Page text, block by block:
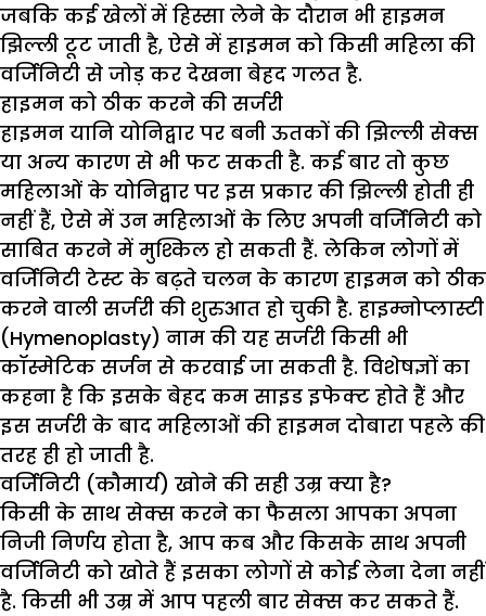
जबकि कई खेलों में हिस्सा लेने के दौरान भी हाइमन
झिल्ली टूट जाती है, ऐसे में हाइमन को किसी महिला की
वर्जिनिटी से जोड़ कर देखना बेहद गलत है.
हाइमन को ठीक करने की सर्जरी
हाइमन यानि योनिद्वार पर बनी ऊतकों की झिल्ली सेक्स
या अन्य कारण से भी फट सकती है. कई बार तो कुछ
महिलाओं के योनिद्वार पर इस प्रकार की झिल्ली होती ही
नहीं हैं, ऐसे में उन महिलाओं के लिए अपनी वर्जिनिटी को
साबित करने में मुश्किल हो सकती हैं. लेकिन लोगों में
वर्जिनिटी टेस्ट के बढ़ते चलन के कारण हाइमन को ठीक
करने वाली सर्जरी की शुरुआत हो चुकी है. हाइम्नोप्लास्टी
(Hymenoplasty) नाम की यह सर्जरी किसी भी
कॉस्मेटिक सर्जन से करवाई जा सकती है. विशेषज्ञों का
कहना है कि इसके बेहद कम साइड इफेक्ट होते हैं और
इस सर्जरी के बाद महिलाओं की हाइमन दोबारा पहले की
तरह ही हो जाती है.
वर्जिनिटी (कौमार्य) खोने की सही उम्र क्या है?
किसी के साथ सेक्स करने का फैसला आपका अपना
निजी निर्णय होता है, आप कब और किसके साथ अपनी
वर्जिनिटी को खोते हैं इसका लोगों से कोई लेना देना नहीं
है. किसी भी उम्र में आप पहली बार सेक्स कर सकते हैं.